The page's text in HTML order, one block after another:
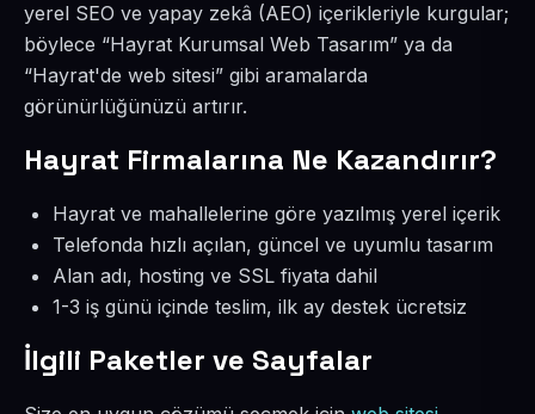
yerel SEO ve yapay zekâ (AEO) içerikleriyle kurgular;
böylece “Hayrat Kurumsal Web Tasarım” ya da
“Hayrat'de web sitesi” gibi aramalarda
görünürlüğünüzü artırır.
Hayrat Firmalarına Ne Kazandırır?
Hayrat ve mahallelerine göre yazılmış yerel içerik
Telefonda hızlı açılan, güncel ve uyumlu tasarım
Alan adı, hosting ve SSL fiyata dahil
1-3 iş günü içinde teslim, ilk ay destek ücretsiz
İlgili Paketler ve Sayfalar